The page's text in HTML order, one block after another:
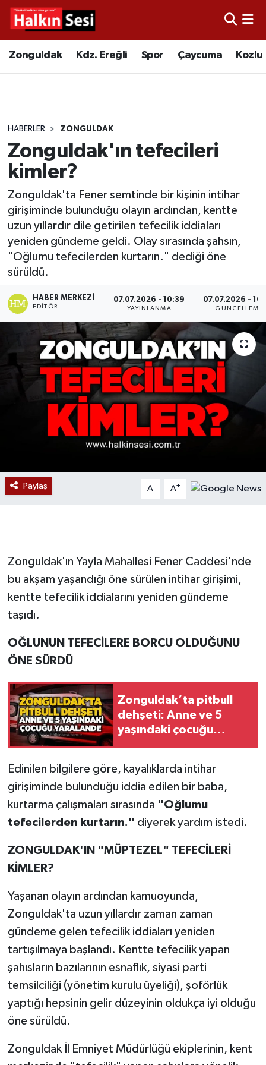
Zonguldak Kdz. Ereğli Spor Çaycuma Kozlu
HABERLER ZONGULDAK
Zonguldak'ın tefecileri
kimler?
Zonguldak'ta Fener semtinde bir kişinin intihar
girişiminde bulunduğu olayın ardından, kentte
uzun yıllardır dile getirilen tefecilik iddiaları
yeniden gündeme geldi. Olay sırasında şahsın,
"Oğlumu tefecilerden kurtarın." dediği öne
sürüldü.
HABER MERKEZI
EDITÖR
07.07.2026 - 10:39
YAYINLANMA
07.07.2026 -
GÜNCELLEME
Paylaş A- A+
Zonguldak'ın Yayla Mahallesi Fener Caddesi'nde
bu akşam yaşandığı öne sürülen intihar girişimi,
kentte tefecilik iddialarını yeniden gündeme
taşıdı.
OĞLUNUN TEFECİLERE BORCU OLDUĞUNU
ÖNE SÜRDÜ
Zonguldak’ta pitbull
dehşeti: Anne ve 5
yaşındaki çocuğu
Edinilen bilgilere göre, kayalıklarda intihar
girişiminde bulunduğu iddia edilen bir baba,
kurtarma çalışmaları sırasında "Oğlumu
tefecilerden kurtarın." diyerek yardım istedi.
ZONGULDAK'IN "MÜPTEZEL" TEFECİLERİ
KİMLER?
Yaşanan olayın ardından kamuoyunda,
Zonguldak'ta uzun yıllardır zaman zaman
gündeme gelen tefecilik iddiaları yeniden
tartışılmaya başlandı. Kentte tefecilik yapan
şahısların bazılarının esnaflık, siyasi parti
temsilciliği (yönetim kurulu üyeliği), şoförlük
yaptığı hepsinin gelir düzeyinin oldukça iyi olduğu
öne sürüldü.
Zonguldak İl Emniyet Müdürlüğü ekiplerinin, kent
Video
Çaycuma
Alaplı
Asayiş
Bartın
Karabük
ÇEVRE
BİLİM VE TEKNOLOJİ
DUNYA
Düzce
Gökçebey
GÜNDEM
İş ilanı
Kültür - Sanat
MAGAZİN
Politika
Resmi İlan
Röportaj
SİYASET
Spor
Yaşam
Merkez Hava Durumu
Tüm Manşetler
Son Dakika Haberleri
Haber Arşivi